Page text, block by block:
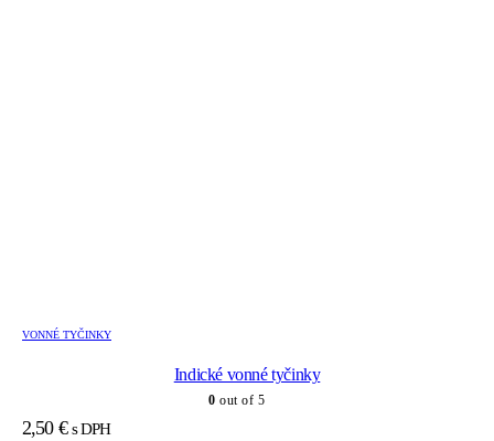
VONNÉ TYČINKY
Indické vonné tyčinky
0 out of 5
2,50 € s DPH